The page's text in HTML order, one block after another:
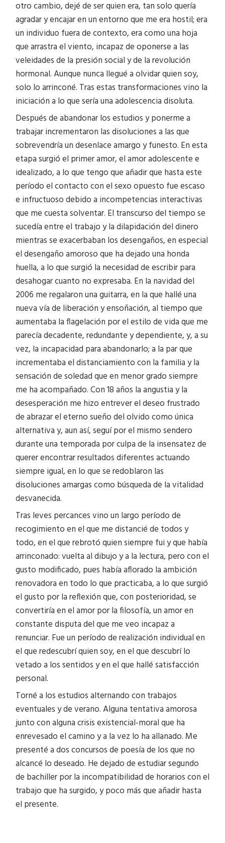
otro cambio, dejé de ser quien era, tan solo quería
agradar y encajar en un entorno que me era hostil; era
un individuo fuera de contexto, era como una hoja
que arrastra el viento, incapaz de oponerse a las
veleidades de la presión social y de la revolución
hormonal. Aunque nunca llegué a olvidar quien soy,
solo lo arrinconé. Tras estas transformaciones vino la
iniciación a lo que sería una adolescencia disoluta.
Después de abandonar los estudios y ponerme a
trabajar incrementaron las disoluciones a las que
sobrevendría un desenlace amargo y funesto. En esta
etapa surgió el primer amor, el amor adolescente e
idealizado, a lo que tengo que añadir que hasta este
período el contacto con el sexo opuesto fue escaso
e infructuoso debido a incompetencias interactivas
que me cuesta solventar. El transcurso del tiempo se
sucedía entre el trabajo y la dilapidación del dinero
mientras se exacerbaban los desengaños, en especial
el desengaño amoroso que ha dejado una honda
huella, a lo que surgió la necesidad de escribir para
desahogar cuanto no expresaba. En la navidad del
2006 me regalaron una guitarra, en la que hallé una
nueva vía de liberación y ensoñación, al tiempo que
aumentaba la flagelación por el estilo de vida que me
parecía decadente, redundante y dependiente, y, a su
vez, la incapacidad para abandonarlo; a la par que
incrementaba el distanciamiento con la familia y la
sensación de soledad que en menor grado siempre
me ha acompañado. Con 18 años la angustia y la
desesperación me hizo entrever el deseo frustrado
de abrazar el eterno sueño del olvido como única
alternativa y, aun así, seguí por el mismo sendero
durante una temporada por culpa de la insensatez de
querer encontrar resultados diferentes actuando
siempre igual, en lo que se redoblaron las
disoluciones amargas como búsqueda de la vitalidad
desvanecida.
Tras leves percances vino un largo período de
recogimiento en el que me distancié de todos y
todo, en el que rebrotó quien siempre fui y que había
arrinconado: vuelta al dibujo y a la lectura, pero con el
gusto modificado, pues había aflorado la ambición
renovadora en todo lo que practicaba, a lo que surgió
el gusto por la reflexión que, con posterioridad, se
convertiría en el amor por la filosofía, un amor en
constante disputa del que me veo incapaz a
renunciar. Fue un período de realización individual en
el que redescubrí quien soy, en el que descubrí lo
vetado a los sentidos y en el que hallé satisfacción
personal.
Torné a los estudios alternando con trabajos
eventuales y de verano. Alguna tentativa amorosa
junto con alguna crisis existencial-moral que ha
enrevesado el camino y a la vez lo ha allanado. Me
presenté a dos concursos de poesía de los que no
alcancé lo deseado. He dejado de estudiar segundo
de bachiller por la incompatibilidad de horarios con el
trabajo que ha surgido, y poco más que añadir hasta
el presente.